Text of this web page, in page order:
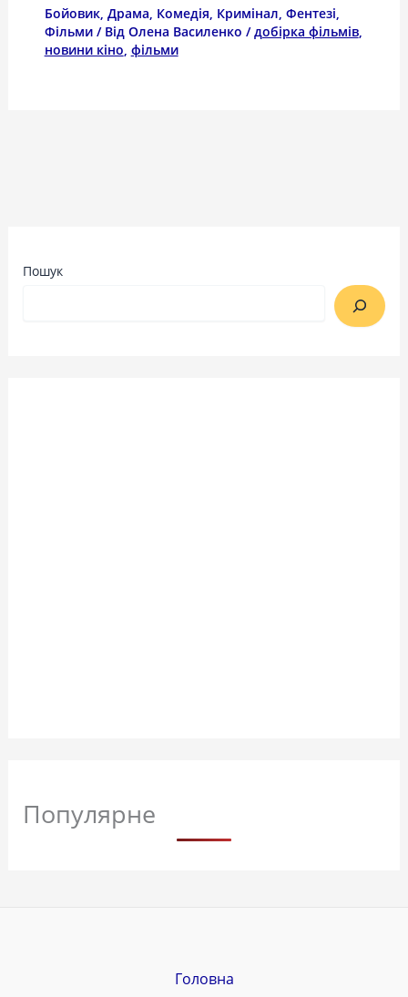
Бойовик, Драма Комедія Кримінал Фентезі
Фільми/ Від Олена Василенко /добірка фільмів,
новини кіно фільми
Пошук
Популярне
Головна